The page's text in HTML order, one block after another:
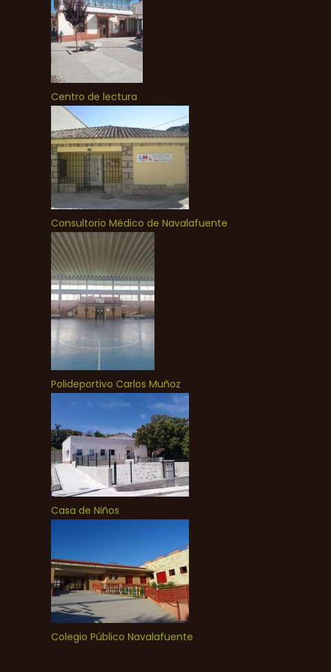
Centro de lectura
Consultorio Médico de Navalafuente
Polideportivo Carlos Muñoz
Casa de Niños
Colegio Público Navalafuente